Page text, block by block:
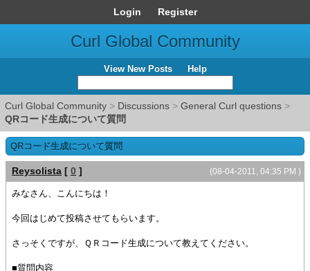
Login Register
Curl Global Community
View New Posts Help
Curl Global Community > Discussions > General Curl questions >
QRコード生成について質問
QRコード生成について質問
(08-04-2011, 04:35 PM )
Reysolista [ 0 ]
みなさん、こんにちは！
今回はじめて投稿させてもらいます。
さっそくですが、ＱＲコード生成について教えてください。
■質問内容